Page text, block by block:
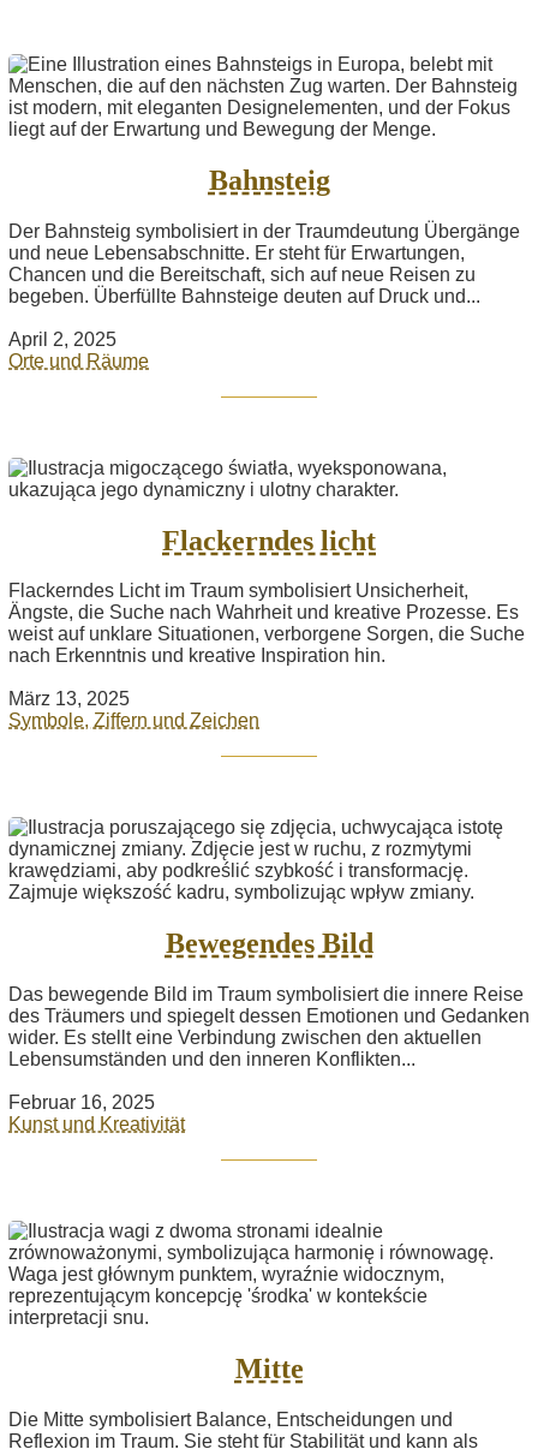
Bahnsteig
Der Bahnsteig symbolisiert in der Traumdeutung Übergänge
und neue Lebensabschnitte. Er steht für Erwartungen,
Chancen und die Bereitschaft, sich auf neue Reisen zu
begeben. Überfüllte Bahnsteige deuten auf Druck und...
April 2, 2025
Orte und Räume
Flackerndes licht
Flackerndes Licht im Traum symbolisiert Unsicherheit,
Ängste, die Suche nach Wahrheit und kreative Prozesse. Es
weist auf unklare Situationen, verborgene Sorgen, die Suche
nach Erkenntnis und kreative Inspiration hin.
März 13, 2025
Symbole, Ziffern und Zeichen
Bewegendes Bild
Das bewegende Bild im Traum symbolisiert die innere Reise
des Träumers und spiegelt dessen Emotionen und Gedanken
wider. Es stellt eine Verbindung zwischen den aktuellen
Lebensumständen und den inneren Konflikten...
Februar 16, 2025
Kunst und Kreativität
Mitte
Die Mitte symbolisiert Balance, Entscheidungen und
Reflexion im Traum. Sie steht für Stabilität und kann als